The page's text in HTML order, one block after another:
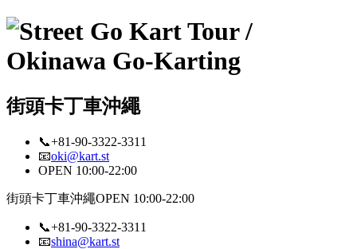
街頭卡丁車沖繩
📞+81-90-3322-3311
📧oki@kart.st
OPEN 10:00-22:00
街頭卡丁車沖繩OPEN 10:00-22:00
📞+81-90-3322-3311
📧shina@kart.st